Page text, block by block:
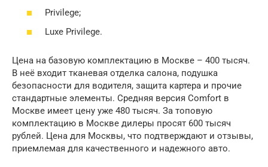
Privilege;
Luxe Privilege.
Цена на базовую комплектацию в Москве – 400 тысяч.
В неё входит тканевая отделка салона, подушка
безопасности для водителя, защита картера и прочие
стандартные элементы. Средняя версия Comfort в
Москве имеет цену уже 480 тысяч. За топовую
комплектацию в Москве дилеры просят 600 тысяч
рублей. Цена для Москвы, что подтверждают и отзывы,
приемлемая для качественного и надежного авто.